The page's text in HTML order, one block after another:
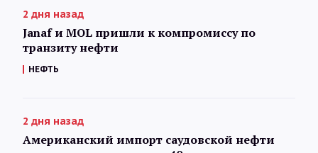
2 дня назад
Janaf и MOL пришли к компромиссу по
транзиту нефти
НЕФТЬ
2 дня назад
Американский импорт саудовской нефти